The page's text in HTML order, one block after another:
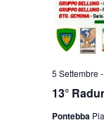
13°
5 Settembre -
Pontebba